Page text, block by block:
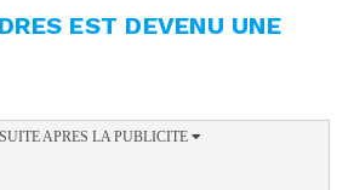
EST DEVENU UNE